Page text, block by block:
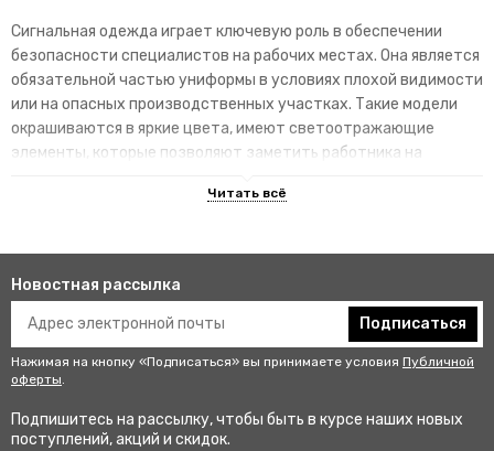
Сигнальная одежда играет ключевую роль в обеспечении
безопасности специалистов на рабочих местах. Она является
обязательной частью униформы в условиях плохой видимости
или на опасных производственных участках. Такие модели
окрашиваются в яркие цвета, имеют светоотражающие
элементы, которые позволяют заметить работника на
изделий
Гарантируют улучшенную видимость человека и его
безопасность на рабочем месте. В результате этого
снижается риск аварии и получения травмы.
Не мешаются во время выполнения профессиональных
Соответствуют стандартам качества, так как проходят
Новостная рассылка
Подписаться
Нажимая на кнопку «Подписаться» вы принимаете условия Публичной
оферты.
Подпишитесь на рассылку, чтобы быть в курсе наших новых
поступлений, акций и скидок.